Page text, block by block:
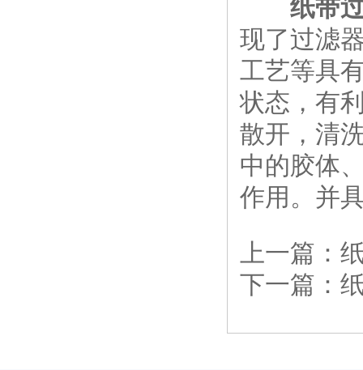
纸带
现了过滤
工艺等具
状态，有
散开，清
中的胶体
作用。并
上一篇：
下一篇：